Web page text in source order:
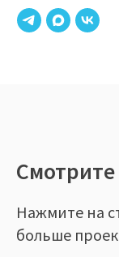
Нажмите на
больше